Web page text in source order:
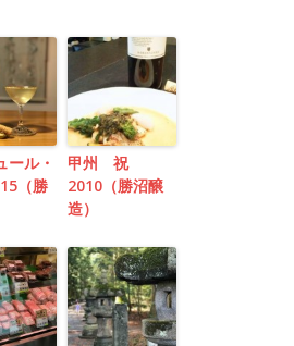
ール・
（勝
甲州 祝
2010（勝沼醸
造）